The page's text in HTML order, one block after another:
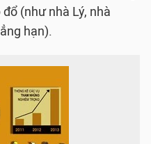
(như nhà Lý, nhà
hạn).